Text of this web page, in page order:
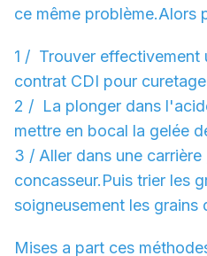
ce même problème.Alors
1 / Trouver effectivement
contrat CDI pour
2 / La plonger dans
mettre en bocal la gelée
3 / Aller dans une
concasseur.Puis trier les
soigneusement les grains
Mises a part ces